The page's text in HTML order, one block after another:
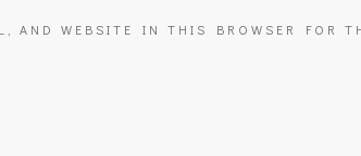
AND WEBSITE IN THIS BROWSER FOR